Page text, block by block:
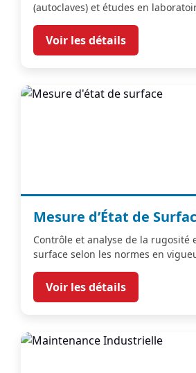
(autoclaves) et études en
Voir les détails
Mesure d’État de
Contrôle et analyse de la rugosité
surface selon les normes en
Voir les détails